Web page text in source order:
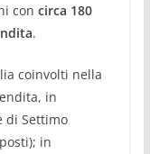
con circa 180
.
coinvolti nella
in
di Settimo
in